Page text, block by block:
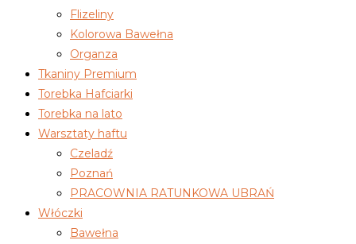
Flizeliny
Kolorowa Bawełna
Organza
Tkaniny Premium
Torebka Hafciarki
Torebka na lato
Warsztaty haftu
Czeladź
Poznań
PRACOWNIA RATUNKOWA UBRAŃ
Włóczki
Bawełna